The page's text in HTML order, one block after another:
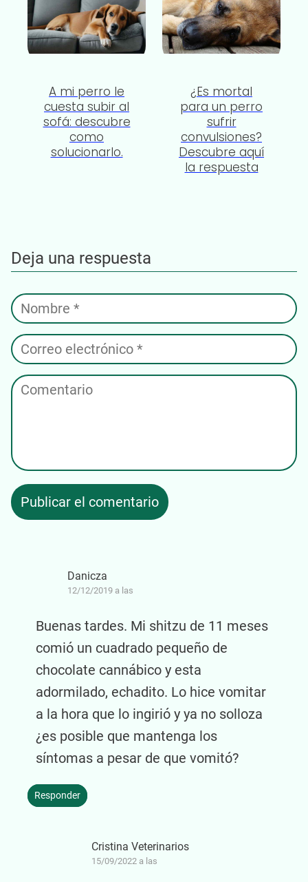
A mi perro le
cuesta subir al
sofá: descubre
como
solucionarlo.
¿Es mortal
para un perro
sufrir
convulsiones?
Descubre aquí
la respuesta
Danicza
12/12/2019 a las
Buenas tardes. Mi shitzu de 11 meses
comió un cuadrado pequeño de
chocolate cannábico y esta
adormilado, echadito. Lo hice vomitar
a la hora que lo ingirió y ya no solloza
¿es posible que mantenga los
síntomas a pesar de que vomitó?
Responder
Cristina Veterinarios
15/09/2022 a las
Deja una respuesta